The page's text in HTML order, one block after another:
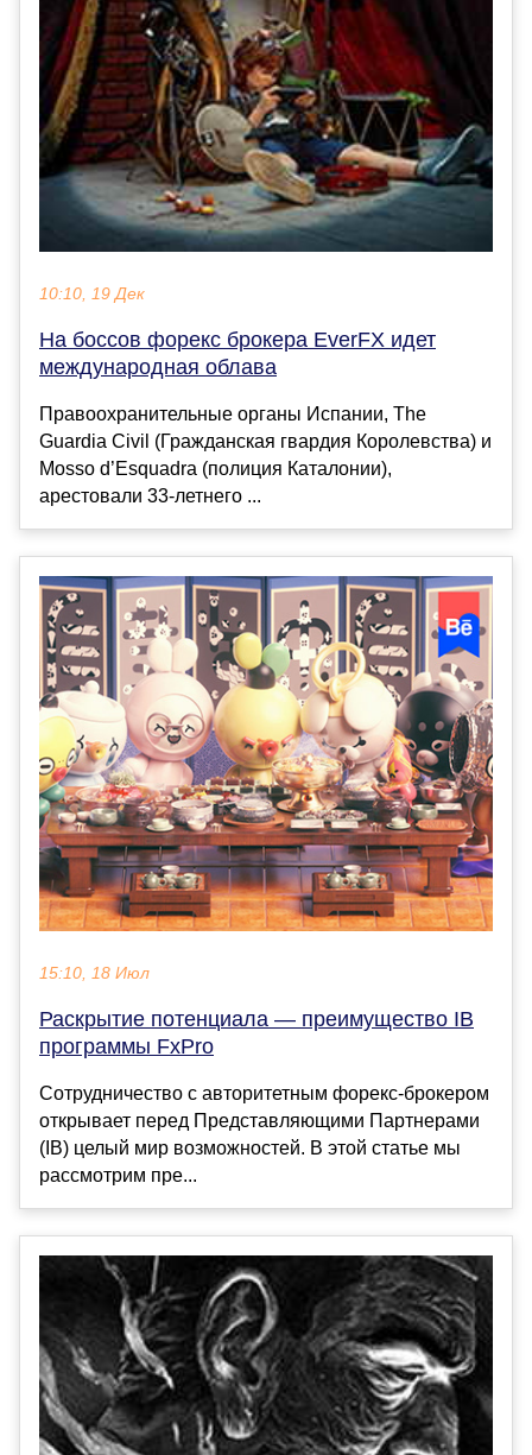
10:10, 19 Дек
На боссов форекс брокера EverFX идет
международная облава
Правоохранительные органы Испании, The
Guardia Civil (Гражданская гвардия Королевства) и
Mosso d’Esquadra (полиция Каталонии),
арестовали 33-летнего ...
15:10, 18 Июл
Раскрытие потенциала — преимущество IB
программы FxPro
Сотрудничество с авторитетным форекс-брокером
открывает перед Представляющими Партнерами
(IB) целый мир возможностей. В этой статье мы
рассмотрим пре...